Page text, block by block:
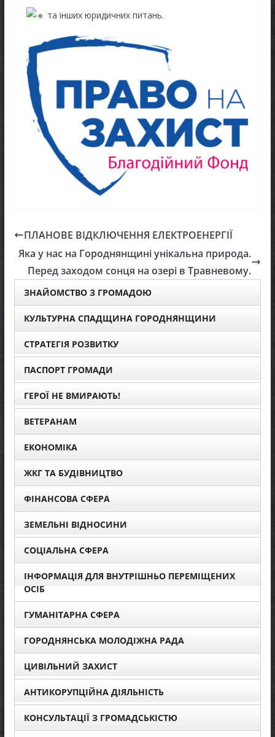
та інших юридичних питань.
ПЛАНОВЕ ВІДКЛЮЧЕННЯ ЕЛЕКТРОЕНЕРГІЇ
Яка у нас на Городнянщині унікальна природа.
Перед заходом сонця на озері в Травневому.
ЗНАЙОМСТВО З ГРОМАДОЮ
КУЛЬТУРНА СПАДЩИНА ГОРОДНЯНЩИНИ
СТРАТЕГІЯ РОЗВИТКУ
ПАСПОРТ ГРОМАДИ
ГЕРОЇ НЕ ВМИРАЮТЬ!
ВЕТЕРАНАМ
ЕКОНОМІКА
ЖКГ ТА БУДІВНИЦТВО
ФІНАНСОВА СФЕРА
ЗЕМЕЛЬНІ ВІДНОСИНИ
СОЦІАЛЬНА СФЕРА
ІНФОРМАЦІЯ ДЛЯ ВНУТРІШНЬО ПЕРЕМІЩЕНИХ
ОСІБ
ГУМАНІТАРНА СФЕРА
ГОРОДНЯНСЬКА МОЛОДІЖНА РАДА
ЦИВІЛЬНИЙ ЗАХИСТ
АНТИКОРУПЦІЙНА ДІЯЛЬНІСТЬ
КОНСУЛЬТАЦІЇ З ГРОМАДСЬКІСТЮ